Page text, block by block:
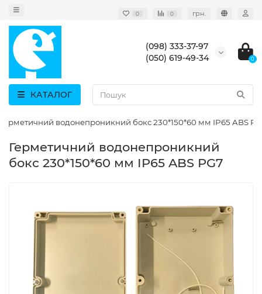
0 0 грн.
(098) 333-37-97
(050) 619-49-34
0
КАТАЛОГ
Герметичний водонепроникний бокс 230*150*60 мм IP65 ABS
Герметичний водонепроникний
бокс 230*150*60 мм IP65 ABS PG7